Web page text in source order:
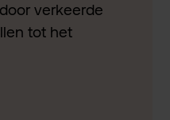
verkeerde
tot het